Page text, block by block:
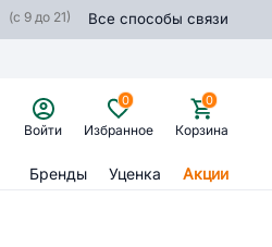
(с 9 до 21) Все способы связи
Войти Избранное
0
Корзина
0
Бренды Уценка Акции